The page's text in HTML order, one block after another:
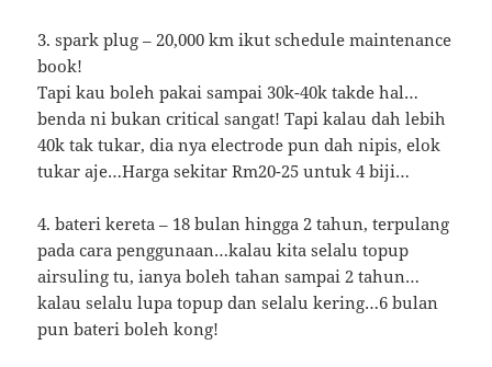
3. spark plug – 20,000 km ikut schedule maintenance
book!
Tapi kau boleh pakai sampai 30k-40k takde hal…
benda ni bukan critical sangat! Tapi kalau dah lebih
40k tak tukar, dia nya electrode pun dah nipis, elok
tukar aje…Harga sekitar Rm20-25 untuk 4 biji…
4. bateri kereta – 18 bulan hingga 2 tahun, terpulang
pada cara penggunaan…kalau kita selalu topup
airsuling tu, ianya boleh tahan sampai 2 tahun…
kalau selalu lupa topup dan selalu kering…6 bulan
pun bateri boleh kong!